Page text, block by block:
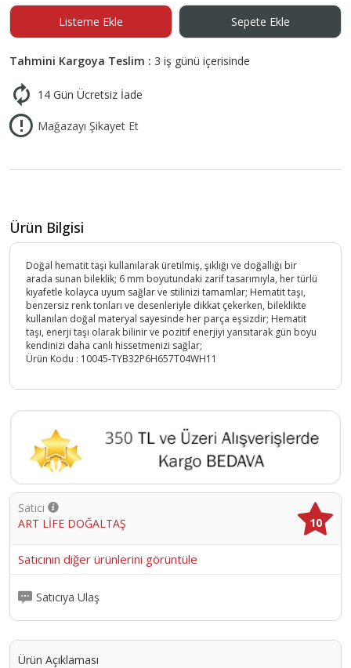
Listeme Ekle Sepete Ekle
Tahmini Kargoya Teslim : 3 iş günü içerisinde
14 Gün Ücretsiz İade
Mağazayı Şikayet Et
Ürün Bilgisi
Doğal hematit taşı kullanılarak üretilmiş, şıklığı ve doğallığı bir
arada sunan bileklik; 6 mm boyutundaki zarif tasarımıyla, her türlü
kıyafetle kolayca uyum sağlar ve stilinizi tamamlar; Hematit taşı,
benzersiz renk tonları ve desenleriyle dikkat çekerken, bileklikte
kullanılan doğal materyal sayesinde her parça eşsizdir; Hematit
taşı, enerji taşı olarak bilinir ve pozitif enerjiyi yansıtarak gün boyu
kendinizi daha canlı hissetmenizi sağlar;
Ürün Kodu : 10045-TYB32P6H657T04WH11
Satıcı
ART LİFE DOĞALTAŞ
10
Satıcının diğer ürünlerini görüntüle
Satıcıya Ulaş
Ürün Açıklaması